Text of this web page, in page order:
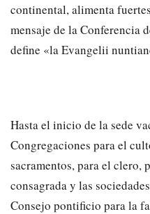
continental, alimenta
mensaje de la Conferencia
define «la Evangelii
Hasta el inicio de la sede
Congregaciones para el
sacramentos, para el clero,
consagrada y las
Consejo pontificio para la